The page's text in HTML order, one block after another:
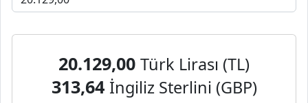
20.129,00 Türk Lirası (TL)
313,64 İngiliz Sterlini (GBP)